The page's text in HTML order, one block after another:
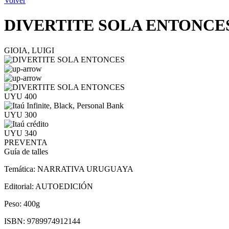
DIVERTITE SOLA
GIOIA, LUIGI
UYU 400
UYU 300
UYU 340
PREVENTA
Guía de talles
Temática: NARRATIVA URUGUAYA
Editorial: AUTOEDICIÓN
Peso: 400g
ISBN: 9789974912144